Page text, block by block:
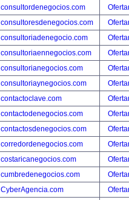
consultordenegocios.com
consultoresdenegocios.com
consultoriadenegocio.com
consultoriaennegocios.com
consultorianegocios.com
consultoriaynegocios.com
contactoclave.com
contactodenegocios.com
contactosdenegocios.com
corredordenegocios.com
costaricanegocios.com
cumbredenegocios.com
CyberAgencia.com